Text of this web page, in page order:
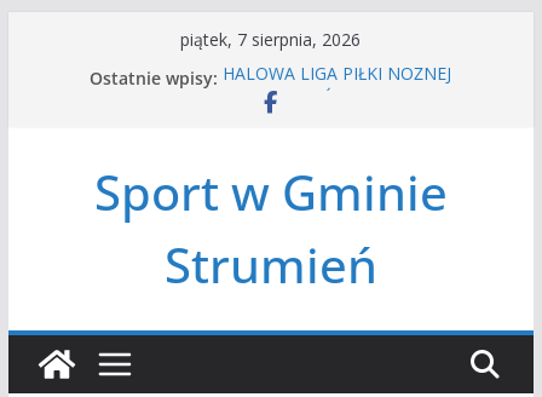
piątek, 7 sierpnia, 2026
Ostatnie wpisy: HALOWA LIGA PIŁKI NOŻNEJ
LATO W MIEŚCIE’2026
Czwórbój lekkoatletyczny
Sport w Gminie
Strumień